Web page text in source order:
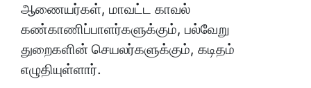
ஆணையர்கள், மாவட்ட காவல்
கண்காணிப்பாளர்களுக்கும், பல்வேறு
துறைகளின் செயலர்களுக்கும், கடிதம்
எழுதியுள்ளார்.